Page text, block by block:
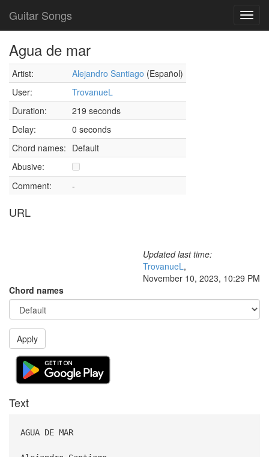
Guitar Songs
Agua de mar
Artist: Alejandro Santiago (Español)
User:
TrovanueL
Duration:
219 seconds
Delay:
0 seconds
Chord names: Default
Abusive:
Comment:
-
URL
Updated last time:
TrovanueL,
November 10, 2023, 10:29 PM
Chord names
Apply
Text
AGUA DE MAR